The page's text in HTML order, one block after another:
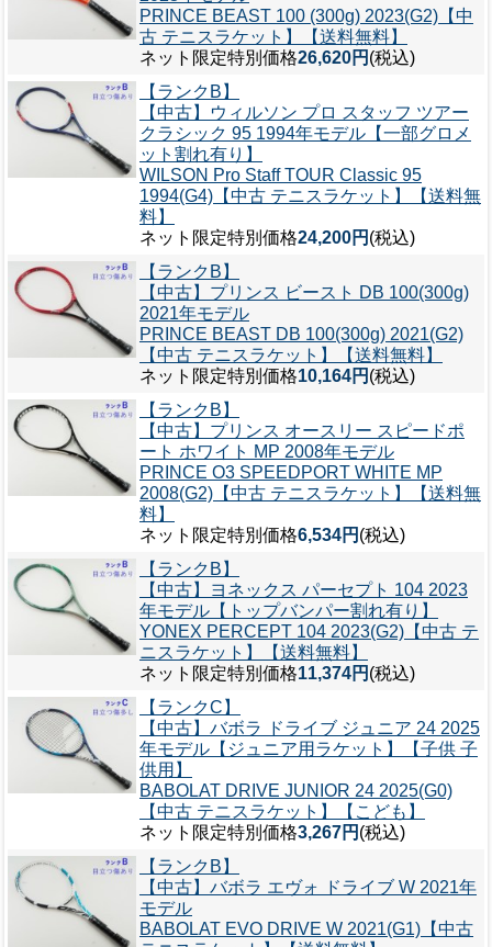
PRINCE BEAST 100 (300g) 2023(G2)【中
古 テニスラケット】【送料無料】
ネット限定特別価格26,620円 (税込)
【ランクB】
【中古】ウィルソン プロ スタッフ ツアー
クラシック 95 1994年モデル【一部グロメ
ット割れ有り】
WILSON Pro Staff TOUR Classic 95
1994(G4)【中古 テニスラケット】【送料無
料】
ネット限定特別価格24,200円 (税込)
【ランクB】
【中古】プリンス ビースト DB 100(300g)
2021年モデル
PRINCE BEAST DB 100(300g) 2021(G2)
【中古 テニスラケット】【送料無料】
ネット限定特別価格10,164円 (税込)
【ランクB】
【中古】プリンス オースリー スピードポ
ート ホワイト MP 2008年モデル
PRINCE O3 SPEEDPORT WHITE MP
2008(G2)【中古 テニスラケット】【送料無
料】
ネット限定特別価格6,534円 (税込)
【ランクB】
【中古】ヨネックス パーセプト 104 2023
年モデル【トップバンパー割れ有り】
YONEX PERCEPT 104 2023(G2)【中古 テ
ニスラケット】【送料無料】
ネット限定特別価格11,374円 (税込)
【ランクC】
【中古】バボラ ドライブ ジュニア 24 2025
年モデル【ジュニア用ラケット】【子供 子
供用】
BABOLAT DRIVE JUNIOR 24 2025(G0)
【中古 テニスラケット】【こども】
ネット限定特別価格3,267円 (税込)
【ランクB】
【中古】バボラ エヴォ ドライブ W 2021年
モデル
BABOLAT EVO DRIVE W 2021(G1)【中古